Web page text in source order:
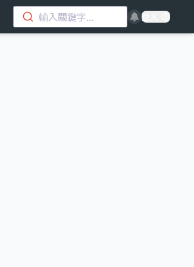
輸入關鍵字... 登入